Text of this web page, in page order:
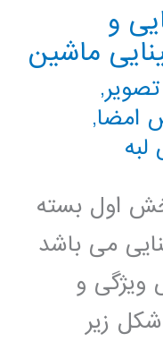
و
ماشین
,
امضا,
اول بسته
می باشد
و
زیر